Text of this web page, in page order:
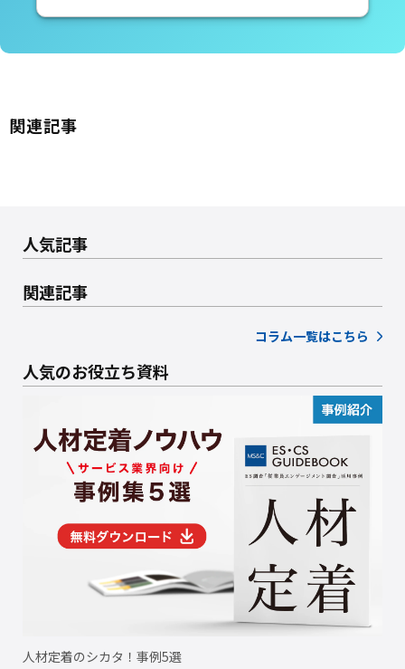
関連記事
人気記事
関連記事
コラム一覧はこちら
人気のお役立ち資料
人材定着のシカタ！事例5選